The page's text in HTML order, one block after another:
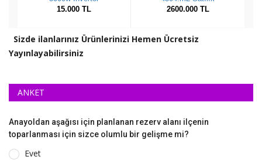
Sizde ilanlarınız Ürünlerinizi Hemen Ücretsiz
Yayınlayabilirsiniz
ANKET
Anayoldan aşağısı için planlanan rezerv alanı ilçenin
toparlanması için sizce olumlu bir gelişme mi?
Evet